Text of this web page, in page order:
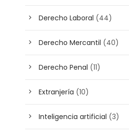
Derecho Laboral (44)
Derecho Mercantil (40)
Derecho Penal (11)
Extranjería (10)
Inteligencia artificial (3)